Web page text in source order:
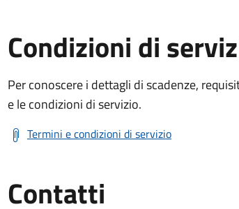
Condizioni di
Per conoscere i dettagli di scadenze,
e le condizioni di servizio.
Termini e condizioni di servizio
Contatti